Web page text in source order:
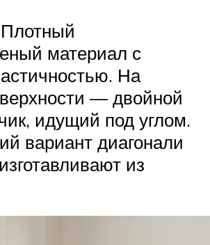
материал с
На
— двойной
идущий под углом.
вариант диагонали
из